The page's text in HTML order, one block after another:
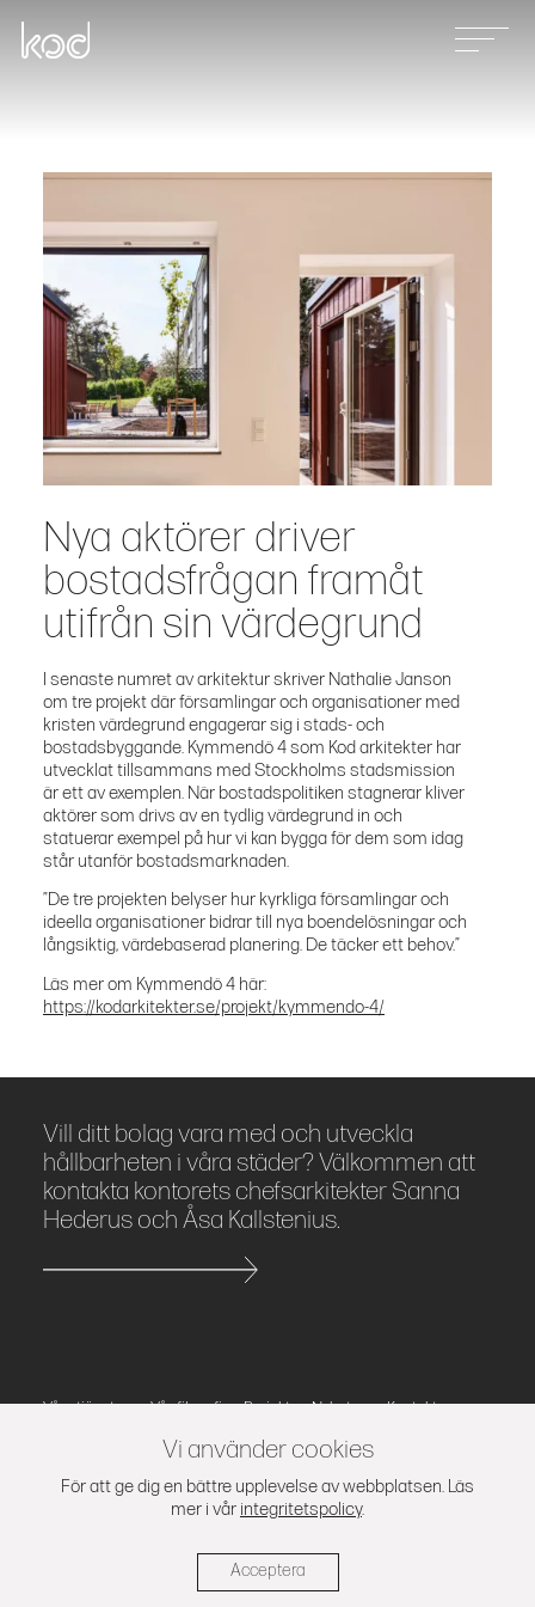
Våra tjänster
Projekt
Nyheter
Kontakt
Nya aktörer driver
bostadsfrågan framåt
utifrån sin värdegrund
I senaste numret av arkitektur skriver Nathalie Janson
om tre projekt där församlingar och organisationer med
kristen värdegrund engagerar sig i stads- och
bostadsbyggande. Kymmendö 4 som Kod arkitekter har
utvecklat tillsammans med Stockholms stadsmission
är ett av exemplen. När bostadspolitiken stagnerar kliver
aktörer som drivs av en tydlig värdegrund in och
statuerar exempel på hur vi kan bygga för dem som idag
står utanför bostadsmarknaden.
”De tre projekten belyser hur kyrkliga församlingar och
ideella organisationer bidrar till nya boendelösningar och
långsiktig, värdebaserad planering. De täcker ett behov.”
Läs mer om Kymmendö 4 här:
https://kodarkitekter.se/projekt/kymmendo-4/
Vi använder cookies
För att ge dig en bättre upplevelse av webbplatsen. Läs
mer i vår integritetspolicy.
Acceptera
Vill ditt bolag vara med och utveckla
hållbarheten i våra städer? Välkommen att
kontakta kontorets chefsarkitekter Sanna
Hederus och Åsa Kallstenius.
Våra tjänster Vår filosofi Projekt Nyheter
Kontakt